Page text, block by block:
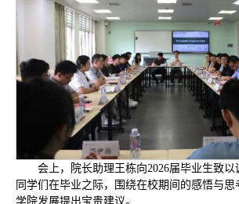
会上，院长助理王栋向2026届毕业生致
同学们在毕业之际，围绕在校期间的感悟与
学院发展提出宝贵建议。